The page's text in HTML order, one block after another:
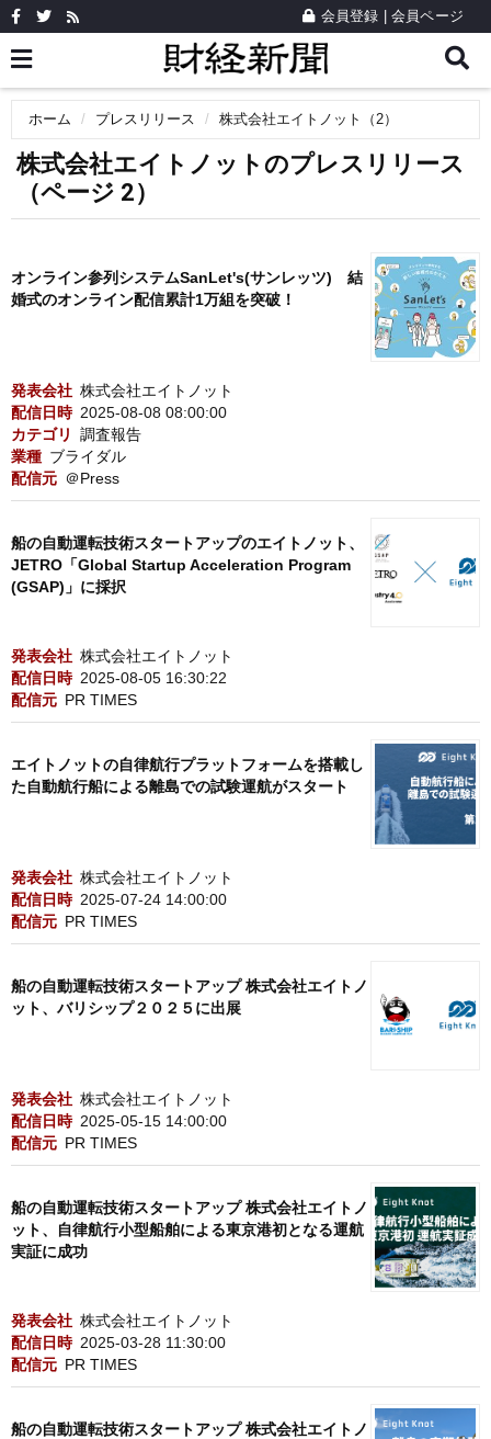
会員登録 会員ページ
ホーム プレスリリース 株式会社エイトノット（2）
株式会社エイトノットのプレスリリース
（ページ 2）
オンライン参列システムSanLet's(サンレッツ) 結
婚式のオンライン配信累計1万組を突破！
発表会社 株式会社エイトノット
配信日時 2025-08-08 08:00:00
カテゴリ
調査報告
業種 ブライダル
配信元 ＠Press
船の自動運転技術スタートアップのエイトノット、
JETRO「Global Startup Acceleration Program
(GSAP)」に採択
発表会社 株式会社エイトノット
配信日時 2025-08-05 16:30:22
配信元 PR TIMES
エイトノットの自律航行プラットフォームを搭載し
た自動航行船による離島での試験運航がスタート
発表会社 株式会社エイトノット
配信日時 2025-07-24 14:00:00
配信元 PR TIMES
船の自動運転技術スタートアップ 株式会社エイトノ
ット、バリシップ２０２５に出展
発表会社 株式会社エイトノット
配信日時 2025-05-15 14:00:00
配信元 PR TIMES
船の自動運転技術スタートアップ 株式会社エイトノ
ット、自律航行小型船舶による東京港初となる運航
実証に成功
発表会社 株式会社エイトノット
配信日時 2025-03-28 11:30:00
配信元 PR TIMES
船の自動運転技術スタートアップ 株式会社エイトノ